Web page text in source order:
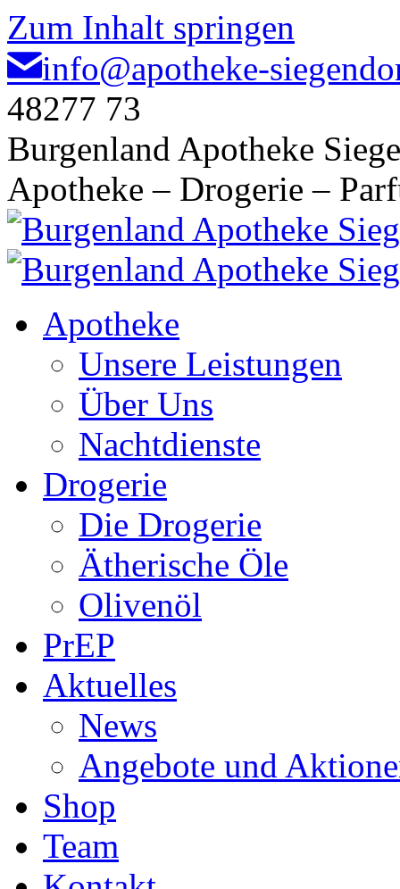
Zum Inhalt springen
info@apotheke-
48277 73
Burgenland Apotheke
Apotheke – Drogerie –
Apotheke
Unsere Leistungen
Über Uns
Nachtdienste
Drogerie
Die Drogerie
Ätherische Öle
Olivenöl
PrEP
Aktuelles
News
Angebote und
Shop
Team